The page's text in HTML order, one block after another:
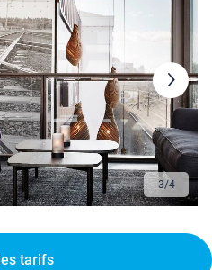
3/4
tarifs